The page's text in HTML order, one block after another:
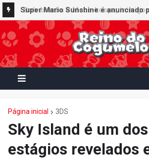
Bob-bomba e Meca-koopa, inimigos
"mecânicos" de Super Mario, viram
de corda no Super Nintendo World
Página inicial 3DS
Sky Island é um
estágios revelados